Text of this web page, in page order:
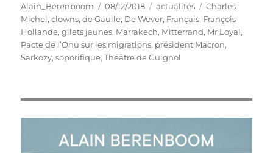
Auteur
Alain_Berenboom
Publié
le
08/12/2018 Catégories
actualités Étiquettes
Charles
Michel,clowns,de Gaulle, De Wever, Français, François
Hollande,gilets jaunes, Marrakech, Mitterrand, Mr Loyal,
Pacte de l’Onu sur les migrations, président Macron,
Sarkozy,soporifique,Théâtre de Guignol